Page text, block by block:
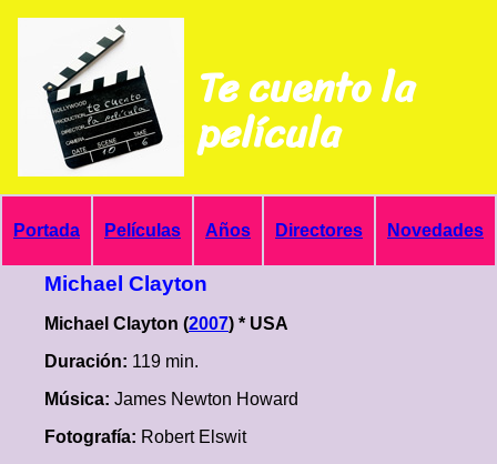
Te cuento la
película
Portada Películas Años Directores Novedades
Michael Clayton
Michael Clayton (2007) * USA
Duración: 119 min.
Música: James Newton Howard
Fotografía: Robert Elswit